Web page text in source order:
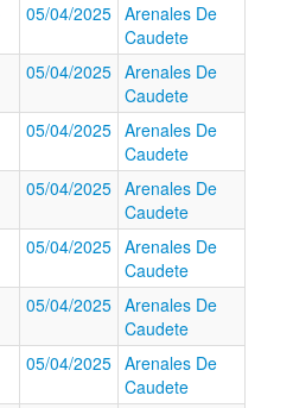
05/04/2025 Arenales De
Caudete
05/04/2025 Arenales De
Caudete
05/04/2025 Arenales De
Caudete
05/04/2025 Arenales De
Caudete
05/04/2025 Arenales De
Caudete
05/04/2025 Arenales De
Caudete
05/04/2025 Arenales De
Caudete